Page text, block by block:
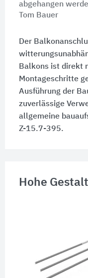
abgehangen
Tom Bauer
Der
Balkons ist direkt
Montageschritte
Ausführung der
zuverlässige
allgemeine
Z-15.7-395.
Hohe